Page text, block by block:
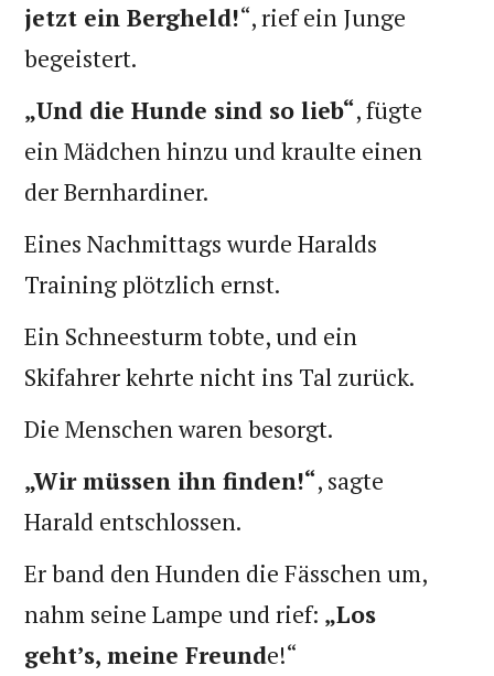
jetzt ein Bergheld!“, rief ein Junge
begeistert.
„Und die Hunde sind so lieb“, fügte
ein Mädchen hinzu und kraulte einen
der Bernhardiner.
Eines Nachmittags wurde Haralds
Training plötzlich ernst.
Ein Schneesturm tobte, und ein
Skifahrer kehrte nicht ins Tal zurück.
Die Menschen waren besorgt.
„Wir müssen ihn finden!“, sagte
Harald entschlossen.
Er band den Hunden die Fässchen um,
nahm seine Lampe und rief: „Los
geht’s, meine Freunde!“